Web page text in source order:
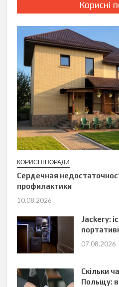
Корисні
КОРИСНІ ПОРАДИ
Сердечная
профилактики
10.08.2026
Jackery:
07.08.2026
Скільки
Польщу: